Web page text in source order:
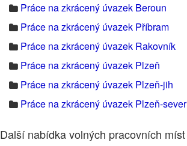
Práce na zkrácený úvazek Beroun
Práce na zkrácený úvazek Příbram
Práce na zkrácený úvazek Rakovník
Práce na zkrácený úvazek Plzeň
Práce na zkrácený úvazek Plzeň-jih
Práce na zkrácený úvazek Plzeň-sever
Další nabídka volných pracovních míst